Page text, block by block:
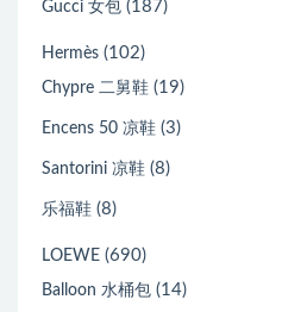
Gucci 女包 (187)
Hermès (102)
Chypre 二舅鞋 (19)
Encens 50 凉鞋 (3)
Santorini 凉鞋 (8)
乐福鞋 (8)
LOEWE (690)
Balloon 水桶包 (14)